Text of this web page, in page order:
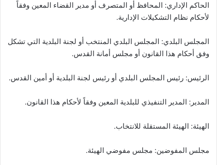
الحاكم الإداري: المحافظ أو المتصرف أو مدير القضاء المعين وفقاً
لأحكام نظام التشكيلات الإدارية.
المجلس البلدي: المجلس البلدي المنتخب أو لجنة البلدية التي تشكل
وفق أحكام هذا القانون أو مجلس أمانة القدس.
الرئيس: رئيس المجلس البلدي أو رئيس لجنة البلدية أو أمين القدس.
المدير: المدير التنفيذي للبلدية المعين وفقاً لأحكام هذا القانون.
الهيئة: الهيئة المستقلة للانتخاب.
مجلس المفوضين: مجلس مفوضي الهيئة.